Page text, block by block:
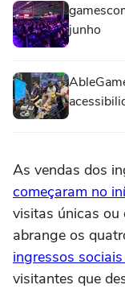
junho
As vendas dos
começaram no
visitas únicas ou
abrange os
ingressos
visitantes que